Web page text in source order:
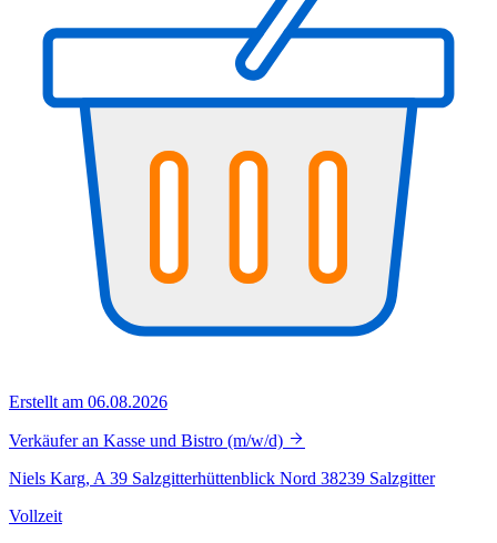
Erstellt am 06.08.2026
Verkäufer an Kasse und Bistro (m/w/d)
Niels Karg, A 39 Salzgitterhüttenblick Nord 38239 Salzgitter
Vollzeit